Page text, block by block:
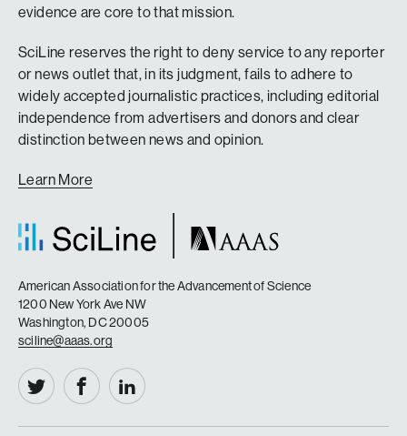
evidence are core to that mission.
SciLine reserves the right to deny service to any reporter
or news outlet that, in its judgment, fails to adhere to
widely accepted journalistic practices, including editorial
independence from advertisers and donors and clear
distinction between news and opinion.
Learn More
American Association for the Advancement of Science
1200 New York Ave NW
Washington, DC 20005
sciline@aaas.org